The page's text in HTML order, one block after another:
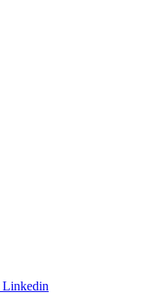
Linkedin